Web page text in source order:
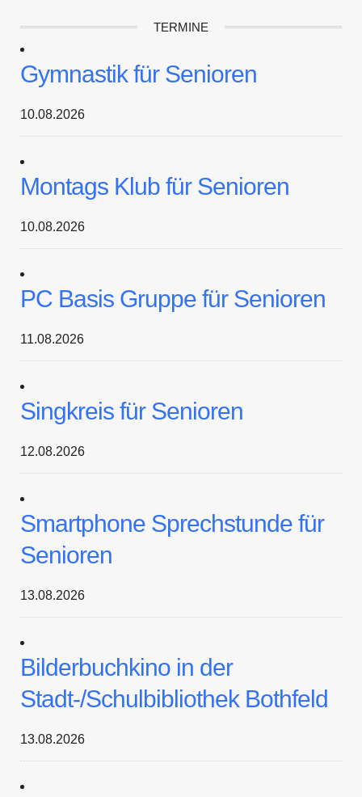
TERMINE
Gymnastik für Senioren
10.08.2026
Montags Klub für Senioren
10.08.2026
PC Basis Gruppe für Senioren
11.08.2026
Singkreis für Senioren
12.08.2026
Smartphone Sprechstunde für
Senioren
13.08.2026
Bilderbuchkino in der
Stadt-/Schulbibliothek Bothfeld
13.08.2026